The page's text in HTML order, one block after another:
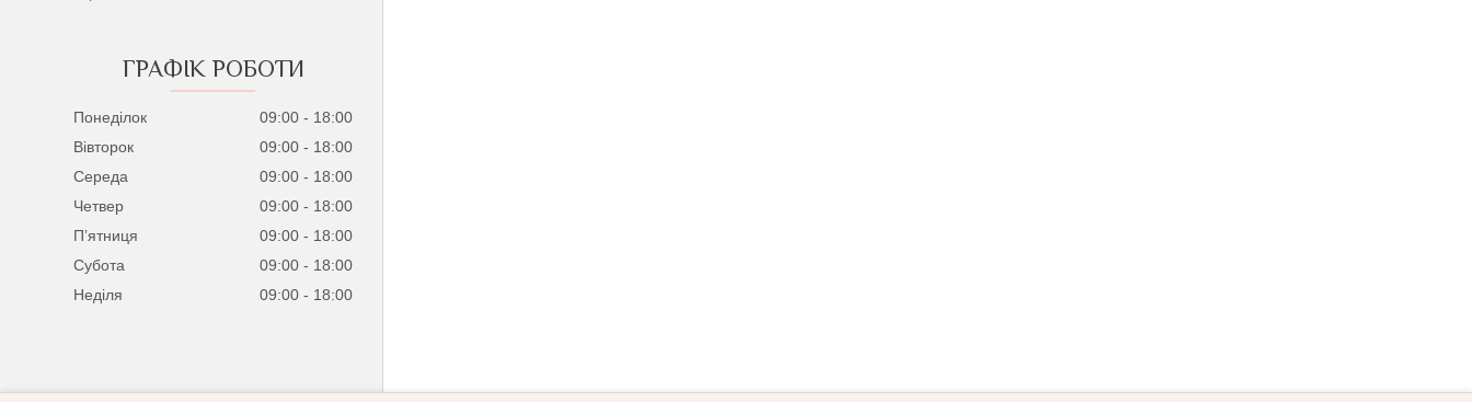
ГРАФІК РОБОТИ
Понеділок 09:00
18:00
Вівторок
09:00
18:00
Середа
09:00
18:00
Четвер
09:00
18:00
Пʼятниця
09:00
18:00
Субота
09:00
18:00
Неділя
09:00 18:00